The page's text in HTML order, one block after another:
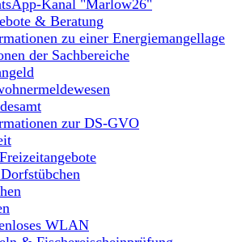
Kanal "Marlow26"
& Beratung
zu einer Energiemangellage
der Sachbereiche
zur DS-GVO
WLAN